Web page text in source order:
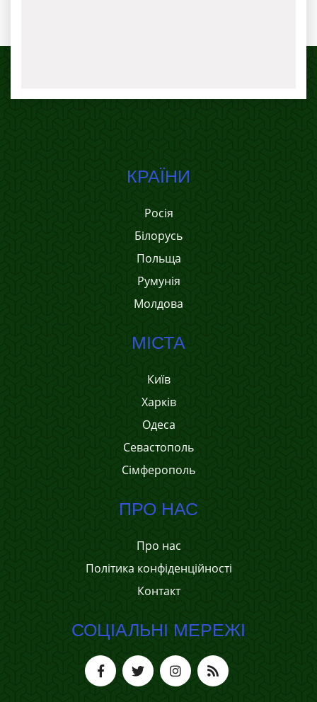
КРАЇНИ
Росія
Білорусь
Польща
Румунія
Молдова
МІСТА
Київ
Харків
Одеса
Севастополь
Сімферополь
ПРО НАС
Про нас
Політика конфіденційності
Контакт
СОЦІАЛЬНІ МЕРЕЖІ